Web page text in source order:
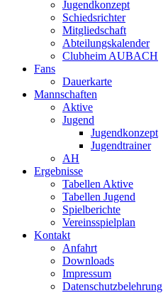
Jugendkonzept
Schiedsrichter
Mitgliedschaft
Abteilungskalender
Clubheim AUBACH
Fans
Dauerkarte
Mannschaften
Aktive
Jugend
Jugendkonzept
Jugendtrainer
AH
Ergebnisse
Tabellen Aktive
Tabellen Jugend
Spielberichte
Vereinsspielplan
Kontakt
Anfahrt
Downloads
Impressum
Datenschutzbelehrung